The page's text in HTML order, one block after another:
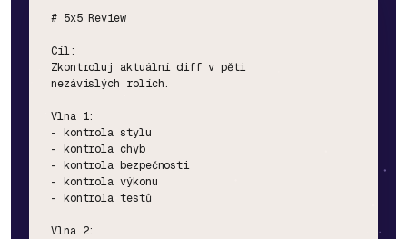
# 5x5 Review
Cíl:
Zkontroluj aktuální diff v pěti
nezávislých rolích.
Vlna 1:
- kontrola stylu
- kontrola chyb
- kontrola bezpečnosti
- kontrola výkonu
- kontrola testů
Vlna 2: